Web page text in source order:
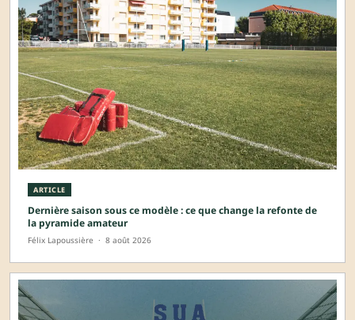
ARTICLE
Dernière saison sous ce modèle : ce que change la refonte de
la pyramide amateur
Félix Lapoussière · 8 août 2026